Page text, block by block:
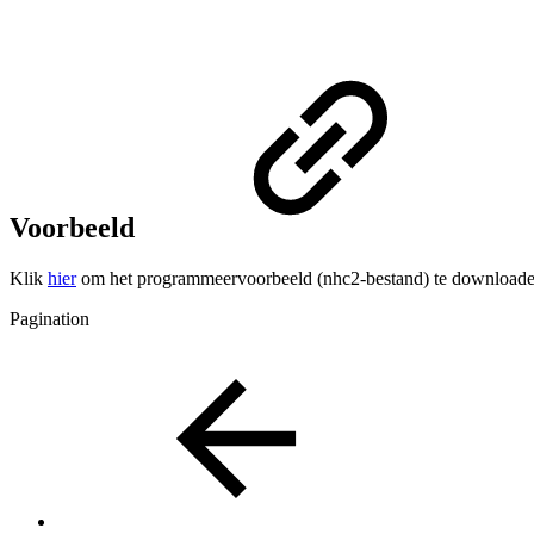
Voorbeeld
Klik hierom het programmeervoorbeeld (nhc2-bestand) te
Pagination